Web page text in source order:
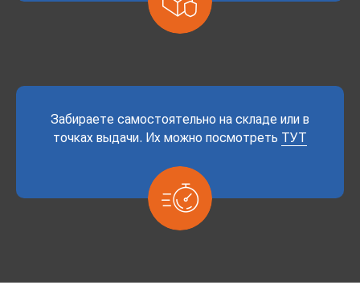
Забираете самостоятельно на складе или в
точках выдачи. Их можно посмотреть ТУТ